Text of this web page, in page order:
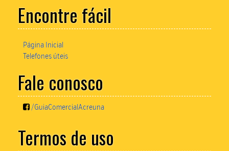
Encontre fácil
Página Inicial
Telefones úteis
Fale conosco
/GuiaComercialAcreuna
Termos de uso